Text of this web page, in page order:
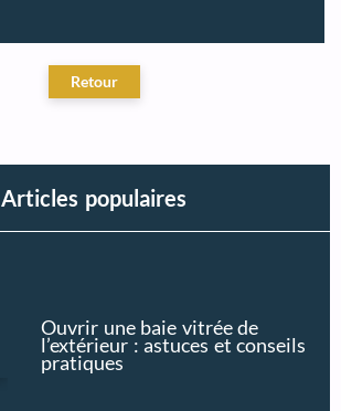
Articles populaires
Ouvrir une baie vitrée de
l’extérieur : astuces et conseils
pratiques